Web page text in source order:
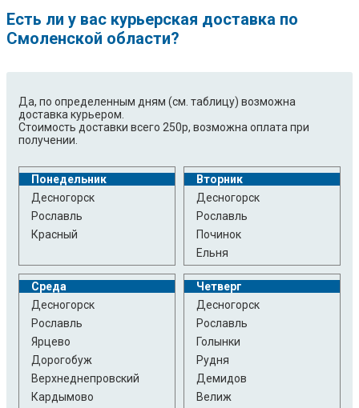
Есть ли у вас курьерская доставка по
Смоленской области?
Да, по определенным дням (см. таблицу) возможна
доставка курьером.
Стоимость доставки всего 250р, возможна оплата при
получении.
Понедельник
Десногорск
Рославль
Красный
Вторник
Десногорск
Рославль
Починок
Ельня
Среда
Десногорск
Рославль
Ярцево
Дорогобуж
Верхнеднепровский
Кардымово
Четверг
Десногорск
Рославль
Голынки
Рудня
Демидов
Велиж